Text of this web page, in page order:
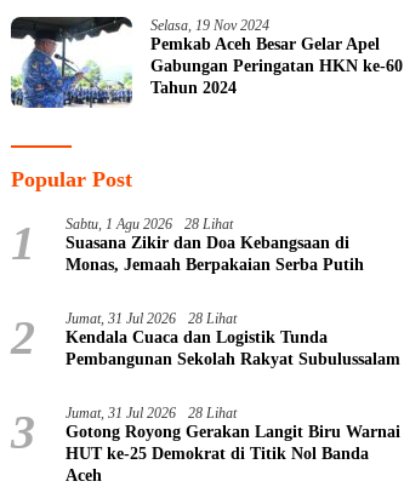
Selasa, 19 Nov 2024
Pemkab Aceh Besar Gelar Apel
Gabungan Peringatan HKN ke-60
Tahun 2024
Popular Post
1 Sabtu, 1 Agu 2026 28 Lihat
Suasana Zikir dan Doa Kebangsaan di
Monas, Jemaah Berpakaian Serba Putih
2 Jumat, 31 Jul 2026 28 Lihat
Kendala Cuaca dan Logistik Tunda
Pembangunan Sekolah Rakyat Subulussalam
3 Jumat, 31 Jul 2026 28 Lihat
Gotong Royong Gerakan Langit Biru Warnai
HUT ke-25 Demokrat di Titik Nol Banda
Aceh